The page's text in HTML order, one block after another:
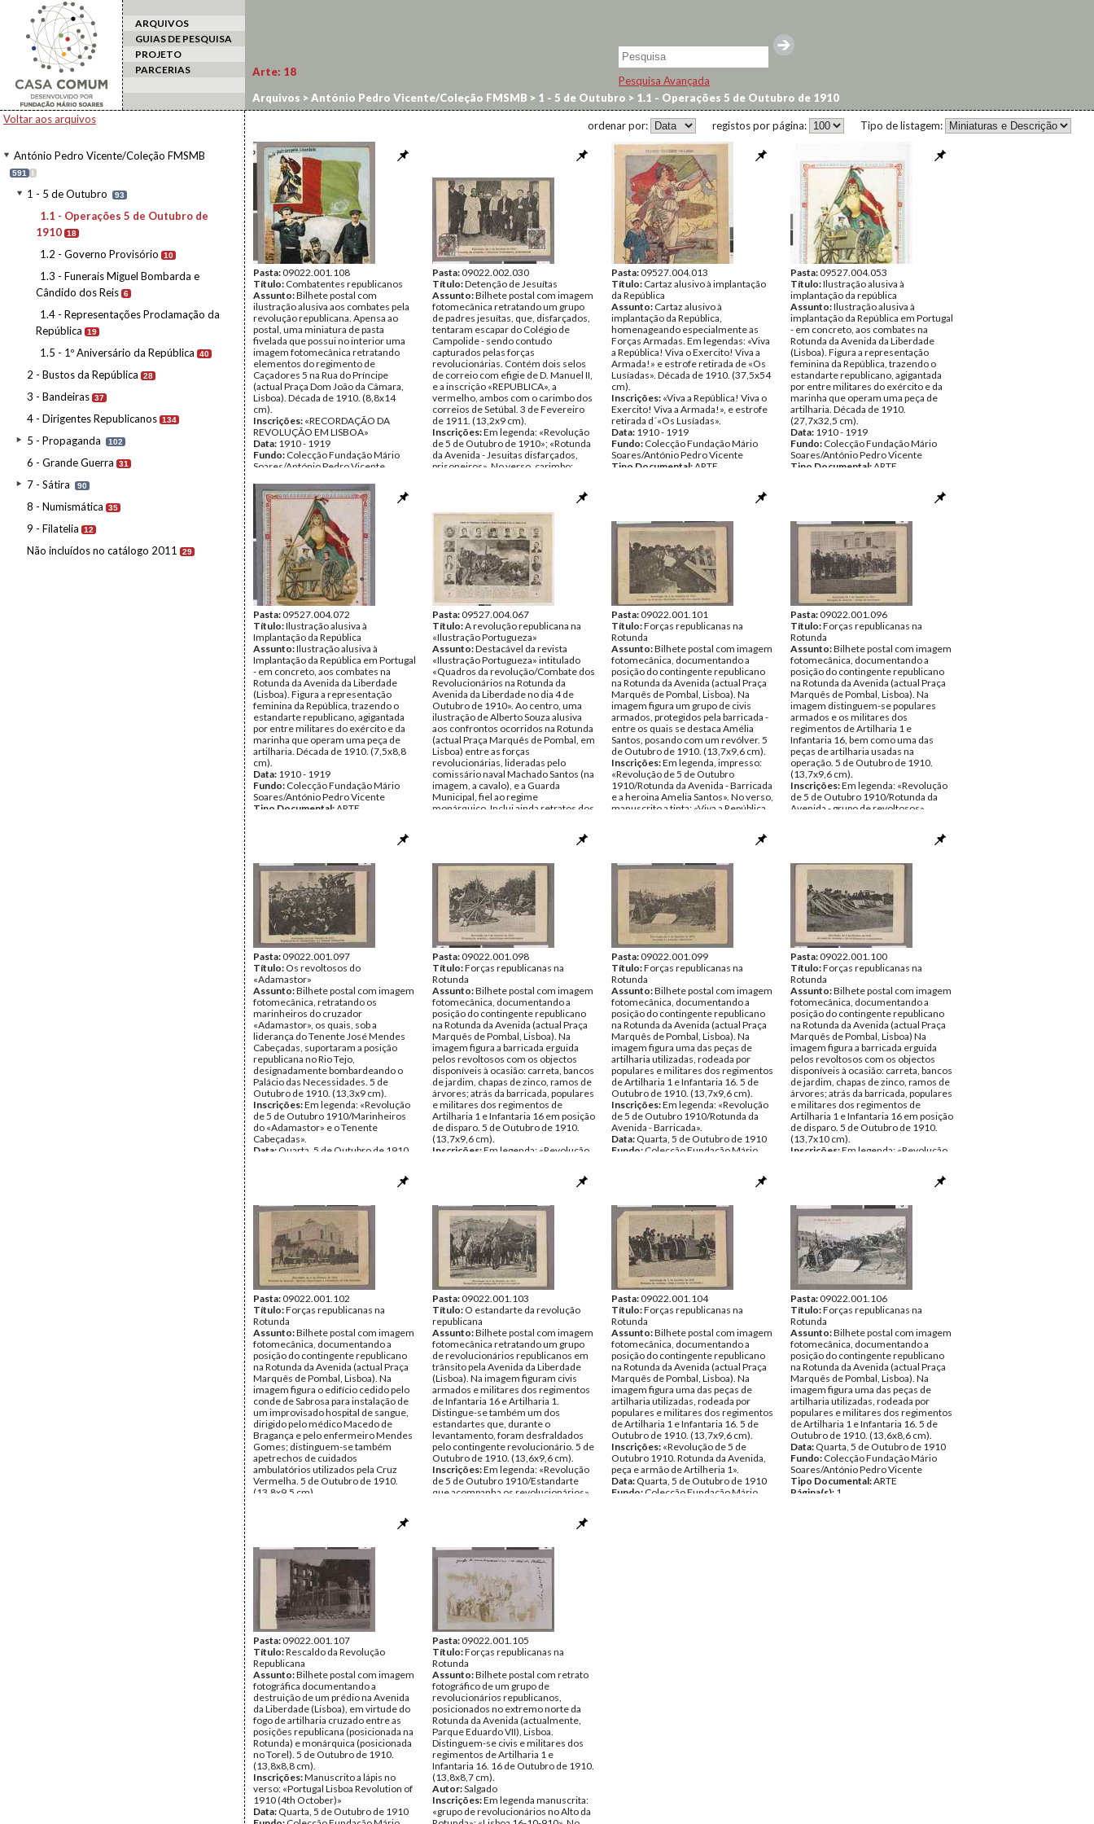
ARQUIVOS
GUIAS DE PESQUISA
PROJETO
PARCERIAS
Pesquisa Avançada
Voltar aos arquivos
António Pedro Vicente/Coleção FMSMB
591 I
1 - 5 de Outubro 93
1.1 - Operações 5 de Outubro de
1910 18
1.2 - Governo Provisório 10
1.3 - Funerais Miguel Bombarda e
Cândido dos Reis 6
1.4 - Representações Proclamação da
República
19
1.5 - 1º Aniversário da República 40
2 - Bustos da República 28
3 - Bandeiras 37
4 - Dirigentes Republicanos 134
5 - Propaganda 102
6 - Grande Guerra 31
7 - Sátira 90
8 - Numismática 35
9 - Filatelia 12
Não incluídos no catálogo 2011 29
Arte: 18
Arquivos >António Pedro Vicente/Coleção FMSMB > 1 - 5 de Outubro > 1.1 - Operações 5 de Outubro de 1910
Tipo de listagem:
registos por página:
ordenar por:
Pasta:09022.001.108
Título: Combatentes republicanos
Assunto:Bilhete postal com
ilustração alusiva aos combates pela
revolução republicana. Apensa ao
postal, uma miniatura de pasta
fivelada que possui no interior uma
imagem fotomecânica retratando
elementos do regimento de
Caçadores 5 na Rua do Príncipe
(actual Praça Dom João da Câmara,
Lisboa). Década de 1910. (8,8x14
cm).
Inscrições: «RECORDAÇÃO DA
REVOLUÇÃO EM LISBOA»
Data: 1910 - 1919
Fundo: Colecção Fundação Mário
Soares/António Pedro Vicente
Página(s):2
Pasta:09022.002.030
Título:Detenção de Jesuítas
Assunto:Bilhete postal com imagem
fotomecânica retratando um grupo
de padres jesuítas, que, disfarçados,
tentaram escapar do Colégio de
Campolide - sendo contudo
capturados pelas forças
revolucionárias. Contém dois selos
de correio com efigie de D. Manuel II,
e a inscrição «REPUBLICA», a
vermelho, ambos com o carimbo dos
correios de Setúbal. 3 de Fevereiro
de 1911. (13,2x9 cm).
Inscrições:Em legenda: «Revolução
de 5 de Outubro de 1910»; «Rotunda
da Avenida - Jesuitas disfarçados,
prisoneiros». No verso, carimbo:
Data:1910
Fundo:Colecção Fundação Mário
Soares/António Pedro Vicente
Tipo Documental:ARTE
Página(s):2
Pasta:09527.004.013
Título: Cartaz alusivo à implantação
da República
Assunto: Cartaz alusivo à
implantação da República,
homenageando especialmente as
Forças Armadas. Em legendas: «Viva
a República! Viva o Exercito! Viva a
Armada!» e estrofe retirada de «Os
Lusíadas». Década de 1910. (37,5x54
cm).
Inscrições: «Viva a República! Viva o
Exercito! Viva a Armada!», e estrofe
retirada d´«Os Lusíadas».
Data: 1910 - 1919
Fundo: Colecção Fundação Mário
Soares/António Pedro Vicente
Tipo Documental: ARTE
Pasta:09527.004.053
Título:Ilustração alusiva à
implantação da república
Assunto:Ilustração alusiva à
implantação da República em Portugal
- em concreto, aos combates na
Rotunda da Avenida da Liberdade
(Lisboa). Figura a representação
feminina da República, trazendo o
estandarte republicano, agigantada
por entre militares do exército e da
marinha que operam uma peça de
artilharia. Década de 1910.
(27,7x32,5 cm).
Data: 1910 - 1919
Fundo: Colecção Fundação Mário
Soares/António Pedro Vicente
Tipo Documental: ARTE
Pasta:09527.004.072
Título:Ilustração alusiva à
Implantação da República
Assunto:Ilustração alusiva à
Implantação da República em Portugal
- em concreto, aos combates na
Rotunda da Avenida da Liberdade
(Lisboa). Figura a representação
feminina da República, trazendo o
estandarte republicano, agigantada
por entre militares do exército e da
marinha que operam uma peça de
artilharia. Década de 1910. (7,5x8,8
cm).
Data: 1910 - 1919
Fundo: Colecção Fundação Mário
Soares/António Pedro Vicente
Tipo Documental: ARTE
Pasta:09527.004.067
Título:A revolução republicana na
«Ilustração Portugueza»
Assunto:Destacável da revista
«Ilustração Portugueza» intitulado
«Quadros da revolução/Combate dos
Revolucionários na Rotunda da
Avenida da Liberdade no dia 4 de
Outubro de 1910». Ao centro, uma
ilustração de Alberto Souza alusiva
aos confrontos ocorridos na Rotunda
(actual Praça Marquês de Pombal, em
Lisboa) entre as forças
revolucionárias, lideradas pelo
comissário naval Machado Santos (na
imagem, a cavalo), e a Guarda
Municipal, fiel ao regime
monárquico. Inclui ainda retratos dos
acontecimentos, e uma reportagem
cm).
Inscrições:
«Quadros da
revolução/Combate dos
Revolucionários na Rotunda da
Avenida da Liberdade no dia 4 de
Outubro de 1910»
Data:Outubro de 1910
Fundo:Colecção Fundação Mário
Soares/António Pedro Vicente
Tipo Documental:ARTE
Página(s):
Pasta:09022.001.101
Título:Forças republicanas na
Rotunda
Assunto:Bilhete postal com imagem
fotomecânica, documentando a
posição do contingente republicano
na Rotunda da Avenida (actual Praça
Marquês de Pombal, Lisboa). Na
imagem figura um grupo de civis
armados, protegidos pela barricada -
entre os quais se destaca Amélia
Santos, posando com um revólver. 5
de Outubro de 1910. (13,7x9,6 cm).
Inscrições:Em legenda, impresso:
«Revolução de 5 de Outubro
1910/Rotunda da Avenida - Barricada
e a heroina Amelia Santos». No verso,
manuscrito a tinta: «Viva a República
Segunda, 3 de Outubro de 1910
Soares/António Pedro Vicente
Página(s):
Pasta:09022.001.096
Título:Forças republicanas na
Rotunda
Assunto:Bilhete postal com imagem
fotomecânica, documentando a
posição do contingente republicano
na Rotunda da Avenida (actual Praça
Marquês de Pombal, Lisboa). Na
imagem distinguem-se populares
armados e os militares dos
regimentos de Artilharia 1 e
Infantaria 16, bem como uma das
peças de artilharia usadas na
operação. 5 de Outubro de 1910.
(13,7x9,6 cm).
Inscrições:Em legenda: «Revolução
de 5 de Outubro 1910/Rotunda da
Avenida - grupo de revoltosos».
Página(s):1
Pasta:09022.001.097
Título: Os revoltosos do
«Adamastor»
Assunto:Bilhete postal com imagem
fotomecânica, retratando os
marinheiros do cruzador
«Adamastor», os quais, sob a
liderança do Tenente José Mendes
Cabeçadas, suportaram a posição
republicana no Rio Tejo,
designadamente bombardeando o
Palácio das Necessidades. 5 de
Outubro de 1910. (13,3x9 cm).
Inscrições:Em legenda: «Revolução
de 5 de Outubro 1910/Marinheiros
do «Adamastor» e o Tenente
Cabeçadas».
Data: Quarta, 5 de Outubro de 1910
Pasta:09022.001.098
Título:Forças republicanas na
Rotunda
Assunto:Bilhete postal com imagem
fotomecânica, documentando a
posição do contingente republicano
na Rotunda da Avenida (actual Praça
Marquês de Pombal, Lisboa). Na
imagem figura a barricada erguida
pelos revoltosos com os objectos
disponíveis à ocasião: carreta, bancos
de jardim, chapas de zinco, ramos de
árvores; atrás da barricada, populares
e militares dos regimentos de
Artilharia 1 e Infantaria 16 em posição
de disparo. 5 de Outubro de 1910.
(13,7x9,6 cm).
Inscrições:Em legenda: «Revolução
Quarta, 5 de Outubro de 1910
Soares/António Pedro Vicente
Tipo Documental:ARTE
Página(s):1
Pasta:09022.001.099
Título:Forças republicanas na
Rotunda
Assunto:Bilhete postal com imagem
fotomecânica, documentando a
posição do contingente republicano
na Rotunda da Avenida (actual Praça
Marquês de Pombal, Lisboa). Na
imagem figura uma das peças de
artilharia utilizadas, rodeada por
populares e militares dos regimentos
de Artilharia 1 e Infantaria 16. 5 de
Outubro de 1910. (13,7x9,6 cm).
Inscrições:Em legenda: «Revolução
de 5 de Outubro 1910/Rotunda da
Avenida - Barricada».
Data: Quarta, 5 de Outubro de 1910
Fundo: Colecção Fundação Mário
Pasta:09022.001.100
Título:Forças republicanas na
Rotunda
Assunto:Bilhete postal com imagem
fotomecânica, documentando a
posição do contingente republicano
na Rotunda da Avenida (actual Praça
Marquês de Pombal, Lisboa) Na
imagem figura a barricada erguida
pelos revoltosos com os objectos
disponíveis à ocasião: carreta, bancos
de jardim, chapas de zinco, ramos de
árvores; atrás da barricada, populares
e militares dos regimentos de
Artilharia 1 e Infantaria 16 em posição
de disparo. 5 de Outubro de 1910.
(13,7x10 cm).
Inscrições:Em legenda: «Revolução
Fundo:Colecção Fundação Mário
Soares/António Pedro Vicente
Tipo Documental:
ARTE
Página(s):1
Pasta:09022.001.102
Título:Forças republicanas na
Rotunda
Assunto:Bilhete postal com imagem
fotomecânica, documentando a
posição do contingente republicano
na Rotunda da Avenida (actual Praça
Marquês de Pombal, Lisboa). Na
imagem figura o edifício cedido pelo
conde de Sabrosa para instalação de
um improvisado hospital de sangue,
dirigido pelo médico Macedo de
Bragança e pelo enfermeiro Mendes
Gomes; distinguem-se também
apetrechos de cuidados
ambulatórios utilizados pela Cruz
Vermelha. 5 de Outubro de 1910.
(13,8x9,5 cm).
Outubro 1910/Rotunda da Avenida -
Quartel improvisado e ambulancia da
Data:Quarta, 5 de Outubro de 1910
Fundo: Colecção Fundação Mário
Soares/António Pedro Vicente
Tipo Documental:ARTE
Página(s):1
Pasta:09022.001.103
Título: O estandarte da revolução
republicana
Assunto:Bilhete postal com imagem
fotomecânica retratando um grupo
de revolucionários republicanos em
trânsito pela Avenida da Liberdade
(Lisboa). Na imagem figuram civis
armados e militares dos regimentos
de Infantaria 16 e Artilharia 1.
Distingue-se também um dos
estandartes que, durante o
levantamento, foram desfraldados
pelo contingente revolucionário. 5 de
Outubro de 1910. (13,6x9,6 cm).
Inscrições:Em legenda: «Revolução
de 5 de Outubro 1910/Estandarte
que acompanha os revolucionários».
Página(s):1
Pasta:09022.001.104
Título:Forças republicanas na
Rotunda
Assunto:Bilhete postal com imagem
fotomecânica, documentando a
posição do contingente republicano
na Rotunda da Avenida (actual Praça
Marquês de Pombal, Lisboa). Na
imagem figura uma das peças de
artilharia utilizadas, rodeada por
populares e militares dos regimentos
de Artilharia 1 e Infantaria 16. 5 de
Outubro de 1910. (13,7x9,6 cm).
Inscrições: «Revolução de 5 de
Outubro 1910. Rotunda da Avenida,
peça e armão de Artilheria 1».
Data: Quarta, 5 de Outubro de 1910
Fundo: Colecção Fundação Mário
Pasta:09022.001.106
Título:Forças republicanas na
Rotunda
Assunto:Bilhete postal com imagem
fotomecânica, documentando a
posição do contingente republicano
na Rotunda da Avenida (actual Praça
Marquês de Pombal, Lisboa). Na
imagem figura uma das peças de
artilharia utilizadas, rodeada por
populares e militares dos regimentos
de Artilharia 1 e Infantaria 16. 5 de
Outubro de 1910. (13,6x8,6 cm).
Data: Quarta, 5 de Outubro de 1910
Fundo: Colecção Fundação Mário
Soares/António Pedro Vicente
Tipo Documental:ARTE
Página(s): 1
Pasta:09022.001.107
Título:Rescaldo da Revolução
Republicana
Assunto:Bilhete postal com imagem
fotográfica documentando a
destruição de um prédio na Avenida
da Liberdade (Lisboa), em virtude do
fogo de artilharia cruzado entre as
posições republicana (posicionada na
Rotunda) e monárquica (posicionada
no Torel). 5 de Outubro de 1910.
(13,8x8,8 cm).
Inscrições:Manuscrito a lápis no
verso: «Portugal Lisboa Revolution of
1910 (4th October)»
Data: Quarta, 5 de Outubro de 1910
Pasta:09022.001.105
Título:Forças republicanas na
Rotunda
Assunto:Bilhete postal com retrato
fotográfico de um grupo de
revolucionários republicanos,
posicionados no extremo norte da
Rotunda da Avenida (actualmente,
Parque Eduardo VII), Lisboa.
Distinguem-se civis e militares dos
regimentos de Artilharia 1 e
Infantaria 16. 16 de Outubro de 1910.
(13,8x8,7 cm).
Autor:Salgado
Inscrições:Em legenda manuscrita:
«grupo de revolucionários no Alto da